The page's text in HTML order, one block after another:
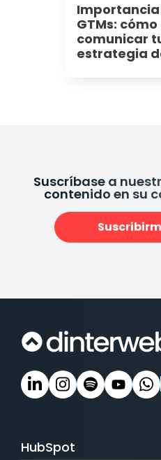
Importancia
GTMs:
comunicar
estrategia
Suscríbase a
contenido en su
HubSpot